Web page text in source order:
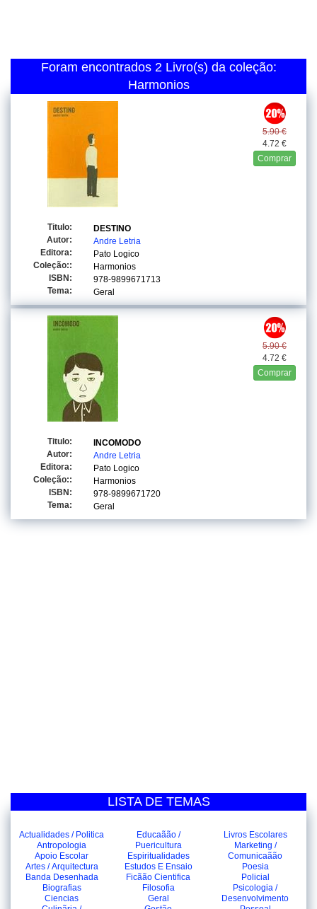
Foram encontrados 2 Livro(s) da coleção:
Harmonios
5.90 €
4.72 €
Comprar
Titulo:
DESTINO
Autor:
Andre Letria
Editora:
Pato Logico
Coleção::
Harmonios
ISBN:
978-9899671713
Tema:
Geral
5.90 €
4.72 €
Comprar
Titulo:
INCOMODO
Autor:
Andre Letria
Editora:
Pato Logico
Coleção::
Harmonios
ISBN:
978-9899671720
Tema:
Geral
LISTA DE TEMAS
Actualidades / Politica
Antropologia
Apoio Escolar
Artes / Arquitectura
Banda Desenhada
Biografias
Ciencias
Educaãão /
Puericultura
Espiritualidades
Estudos E Ensaio
Ficãão Cientifica
Filosofia
Geral
Livros Escolares
Marketing /
Comunicaãão
Poesia
Policial
Psicologia /
Desenvolvimento